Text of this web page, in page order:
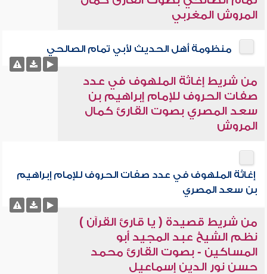
المروش المغربي
منظومة أهل الحديث لأبي تمام الصالحي
من شريط إغاثة الملهوف في عدد
صفات الحروف للإمام إبراهيم بن
سعد المصري بصوت القارئ كمال
المروش
إغاثة الملهوف في عدد صفات الحروف للإمام إبراهيم
بن سعد المصري
من شريط قصيدة ( يا قارئ القرآن )
نظم الشيخ عبد المجيد أبو
المساكين - بصوت القارئ محمد
حسن نور الدين إسماعيل